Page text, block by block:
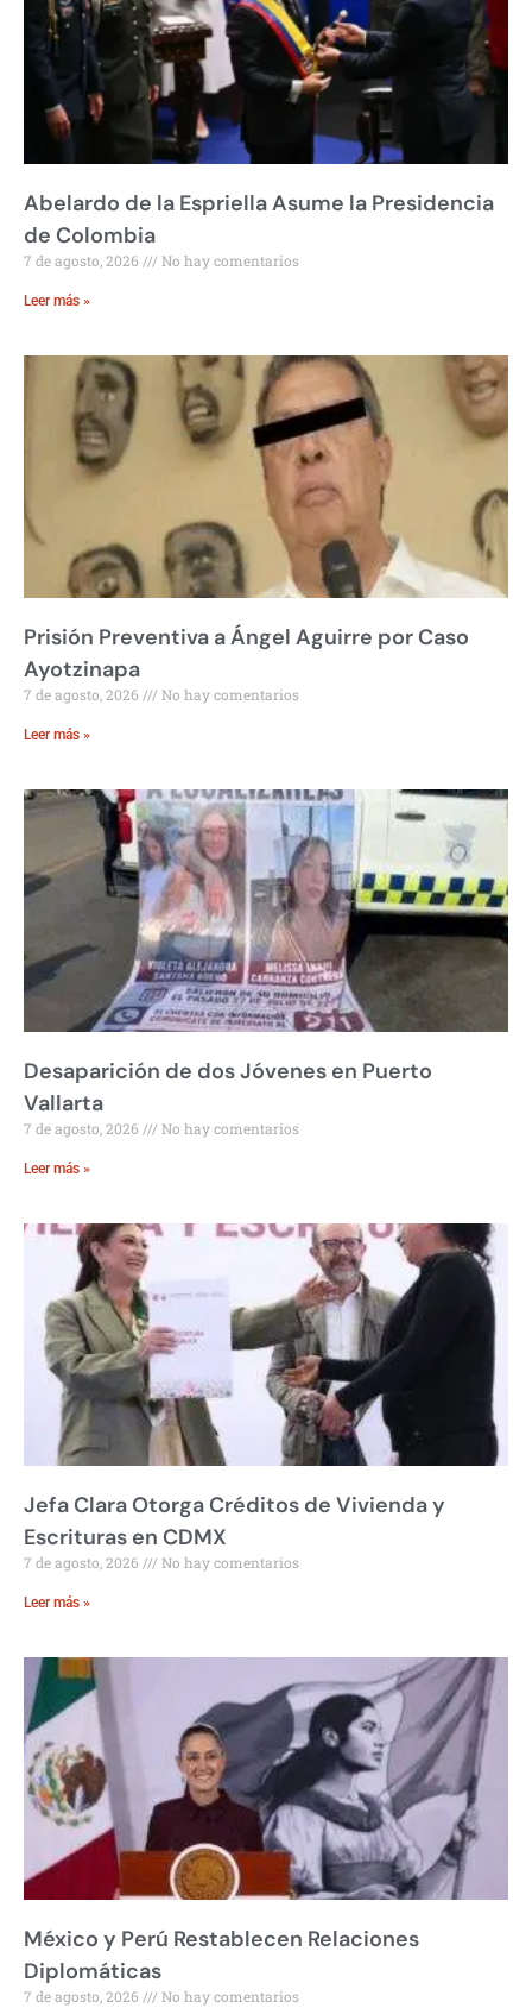
Abelardo de la Espriella Asume la Presidencia
de Colombia
7 de agosto, 2026 No hay comentarios
Leer más »
Prisión Preventiva a Ángel Aguirre por Caso
Ayotzinapa
7 de agosto, 2026 No hay comentarios
Leer más »
Desaparición de dos Jóvenes en Puerto
Vallarta
7 de agosto, 2026 No hay comentarios
Leer más »
Jefa Clara Otorga Créditos de Vivienda y
Escrituras en CDMX
7 de agosto, 2026 No hay comentarios
Leer más »
México y Perú Restablecen Relaciones
Diplomáticas
7 de agosto, 2026 No hay comentarios